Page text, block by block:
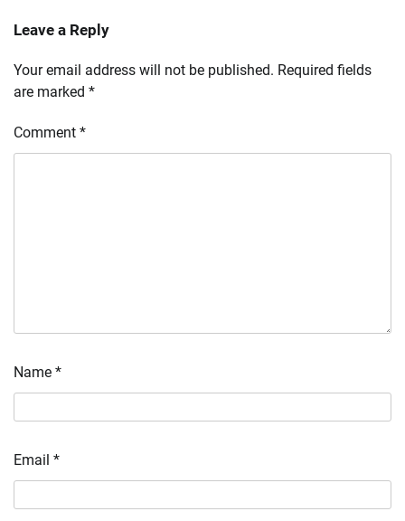
Leave a Reply
Your email address will not be published. Required fields
are marked *
Comment *
Name *
Email *